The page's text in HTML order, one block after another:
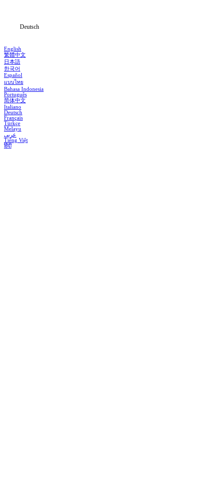
Deutsch
English
繁體中文
日本語
한국어
Español
แบบไทย
Bahasa Indonesia
Português
简体中文
Italiano
Deutsch
Français
Türkçe
Melayu
عربي
Tiếng Việt
हिंदी